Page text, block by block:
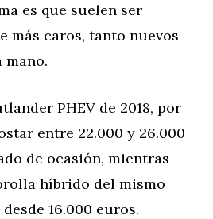
es que suelen ser
más caros, tanto nuevos
mano.
PHEV de 2018, por
entre 22.000 y 26.000
de ocasión, mientras
híbrido del mismo
16.000 euros.